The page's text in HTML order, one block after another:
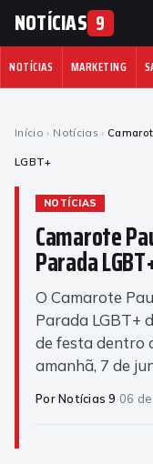
NOTÍCIAS 9
NOTÍCIAS MARKETING
Início › Notícias ›
LGBT+
NOTÍCIAS
Camarote
Parada
O Camarote
Parada LGBT+
de festa dentro
amanhã, 7 de
Por Notícias 9·06